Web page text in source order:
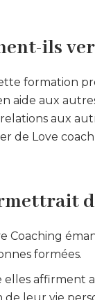
ils
formation
aide aux
relations aux
de Love
Coaching
formées.
elles affirment